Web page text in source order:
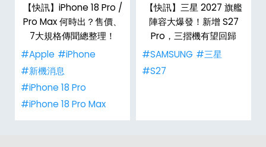
【快訊】iPhone 18 Pro /
Pro Max 何時出？售價、
7大規格傳聞總整理！
#Apple #iPhone
#新機消息
#iPhone 18 Pro
#iPhone 18 Pro Max
【快訊】三星 2027 旗艦
陣容大爆發！新增 S27
Pro，三摺機有望回歸
#SAMSUNG #三星
#S27